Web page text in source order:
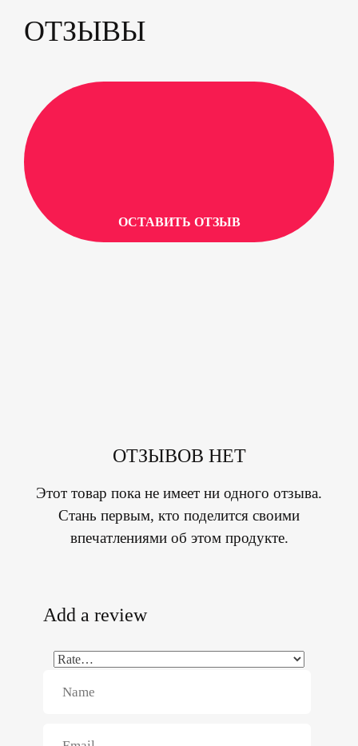
ОТЗЫВЫ
ОСТАВИТЬ ОТЗЫВ
ОТЗЫВОВ НЕТ
Этот товар пока не имеет ни одного отзыва.
Стань первым, кто поделится своими
впечатлениями об этом продукте.
Add a review